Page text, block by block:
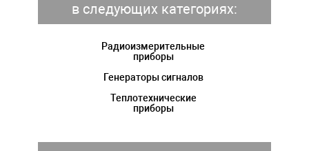
в следующих категориях:
Радиоизмерительные
приборы
Генераторы сигналов
Теплотехнические
приборы